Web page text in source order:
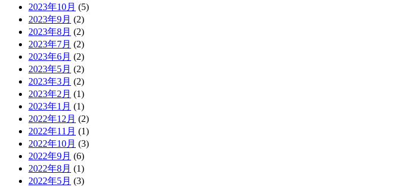
2023年10月 (5)
2023年9月 (2)
2023年8月 (2)
2023年7月 (2)
2023年6月 (2)
2023年5月 (2)
2023年3月 (2)
2023年2月 (1)
2023年1月 (1)
2022年12月 (2)
2022年11月 (1)
2022年10月 (3)
2022年9月 (6)
2022年8月 (1)
2022年5月 (3)